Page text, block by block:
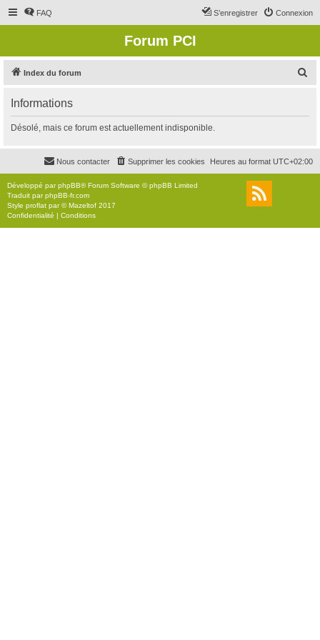
FAQ Connexion
S’enregistrer
Forum PCI
Index du forum
r
c
r
Informations
Désolé, mais ce forum est actuellement indisponible.
Heures au format UTC+02:00
Supprimer les cookies
Nous contacter
Développé parphpBB® Forum Software © phpBB Limited
Traduit parphpBB-fr.com
Style proflat par ©Mazeltof 2017
Confidentialité | Conditions